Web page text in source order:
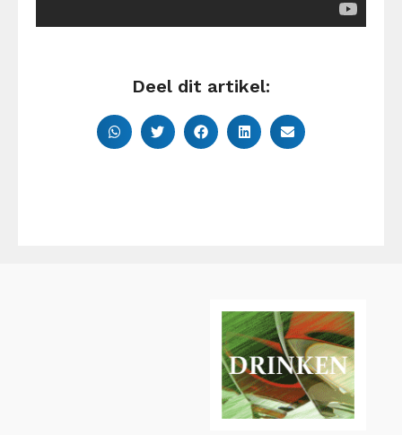
Deel dit artikel: